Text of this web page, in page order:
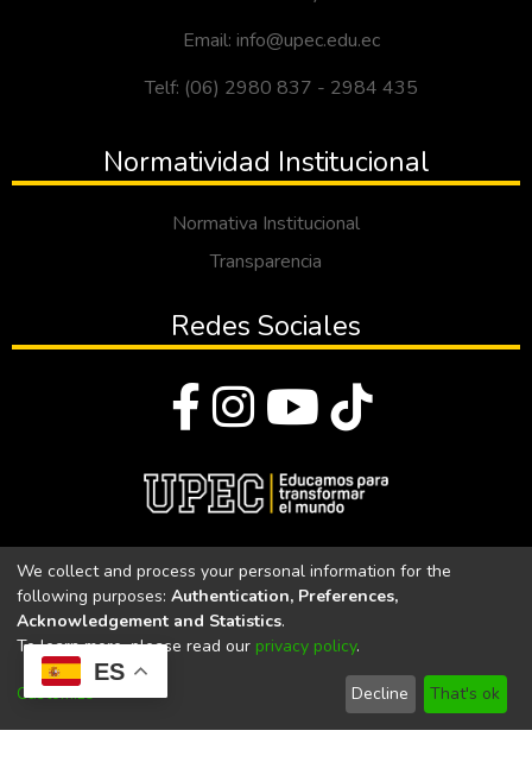
ES
Email: info@upec.edu.ec
Telf: (06) 2980 837 - 2984 435
Normatividad Institucional
Normativa Institucional
Transparencia
Redes Sociales
Universidad Politécnica Estatal del Carchi
Universidad Politécnica Estatal del Carchi | Acreditada por el
CACES Resolución N°. 160-SE-33-CACES-2020
We collect and process your personal information for the
following purposes: Authentication, Preferences,
Acknowledgement and Statistics.
To learn more, please read our privacy policy.
Customize Decline That's ok